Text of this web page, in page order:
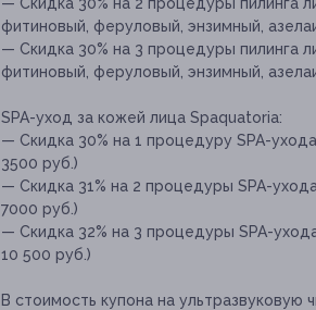
⁠фитиновый, феруловый, ⁠энзимный,
— Скидка 30% на 3 процедуры пилинга
⁠фитиновый, феруловый, ⁠энзимный,
SPA-уход за кожей лица Spaquatoria:
— Скидка 30% на 1 процедуру SPA-
3500 руб.)
— Скидка 31% на 2 процедуры SPA-
7000 руб.)
— Скидка 32% на 3 процедуры SPA-
10 500 руб.)
В стоимость купона на ультразвуковую